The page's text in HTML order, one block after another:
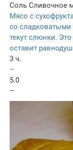
Соль Сливочное
Мясо с
со сладковатыми
текут слюнки.
оставит
3 ч.
–
5.0
–